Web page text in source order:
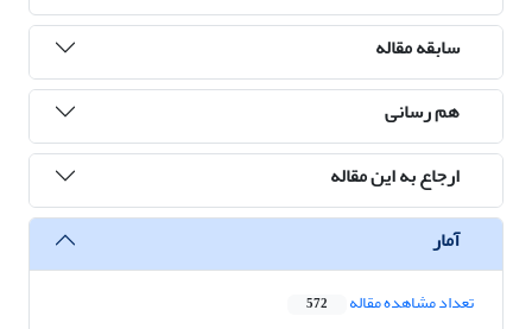
سابقه مقاله
هم رسانی
ارجاع به این مقاله
آمار
تعداد مشاهده مقاله 572